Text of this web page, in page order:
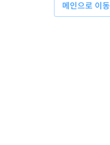
메인으로 이동